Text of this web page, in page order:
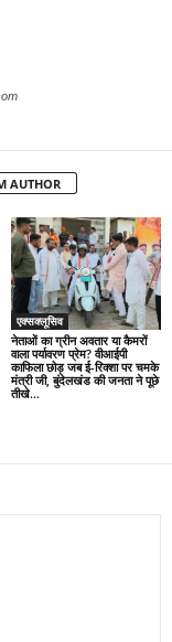
AUTHOR
एक्सक्लूसिव
नेताओं का ग्रीन अवतार या कैमरों
वाला पर्यावरण प्रेम? वीआईपी
काफिला छोड़ जब ई-रिक्शा पर चमके
मंत्री जी, बुंदेलखंड की जनता ने पूछे
तीखे...